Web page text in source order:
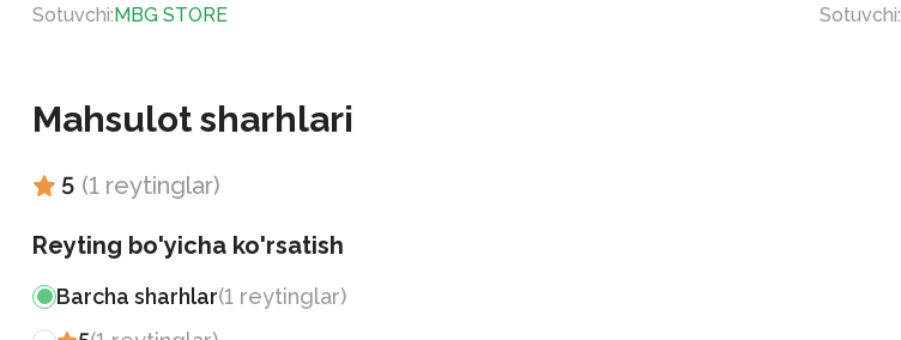
Sotuvchi:MBG STORE Sotuvchi:
Mahsulot sharhlari
5 (1 reytinglar)
Reyting bo'yicha ko'rsatish
Barcha sharhlar(1 reytinglar)